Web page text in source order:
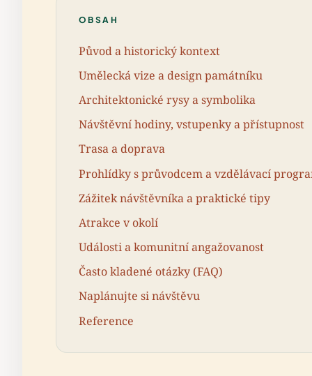
OBSAH
Původ a historický kontext
Umělecká vize a design památníku
Architektonické rysy a symbolika
Návštěvní hodiny, vstupenky a přístupnost
Trasa a doprava
Prohlídky s průvodcem a vzdělávací
Zážitek návštěvníka a praktické tipy
Atrakce v okolí
Události a komunitní angažovanost
Často kladené otázky (FAQ)
Naplánujte si návštěvu
Reference